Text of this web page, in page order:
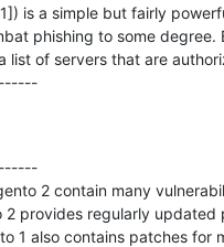
is a simple but fairly
phishing to some
list of servers that are
---------------------------------------------
2 contain many
provides regularly
1 also contains patches for